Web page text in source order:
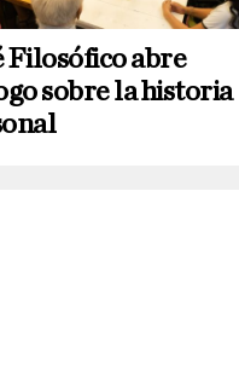
Filosófico abre
sobre la historia